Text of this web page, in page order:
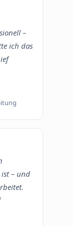
–
ich das
– und